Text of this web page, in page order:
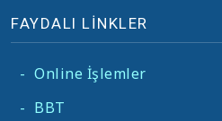
FAYDALI LİNKLER
- Online İşlemler
- BBT